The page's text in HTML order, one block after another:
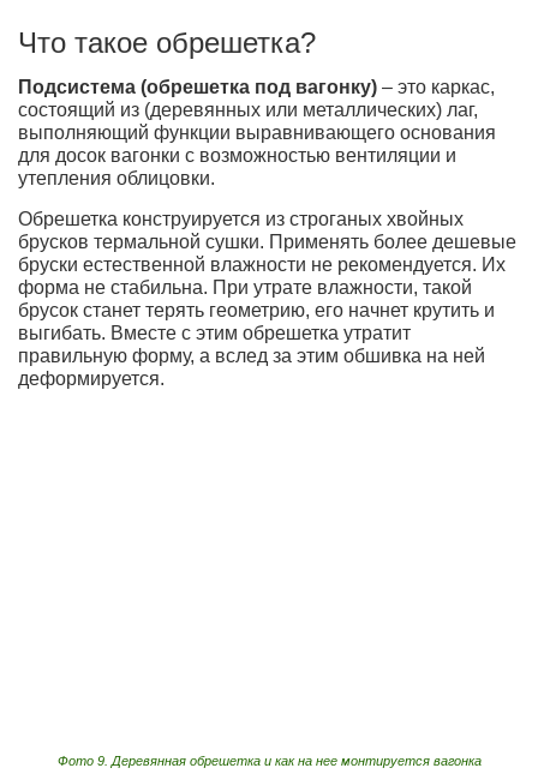
Что такое обрешетка?
Подсистема (обрешетка под вагонку) – это каркас,
состоящий из (деревянных или металлических) лаг,
выполняющий функции выравнивающего основания
для досок вагонки с возможностью вентиляции и
утепления облицовки.
Обрешетка конструируется из строганых хвойных
брусков термальной сушки. Применять более дешевые
бруски естественной влажности не рекомендуется. Их
форма не стабильна. При утрате влажности, такой
брусок станет терять геометрию, его начнет крутить и
выгибать. Вместе с этим обрешетка утратит
правильную форму, а вслед за этим обшивка на ней
деформируется.
Фото 9. Деревянная обрешетка и как на нее монтируется вагонка